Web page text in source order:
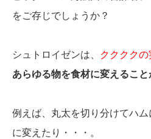
をご存じでしょうか？
シュトロイゼンは、 ククククの
あらゆる物を食材に変えるこ
例えば、丸太を切り分けてハ
に変えたり・・・。